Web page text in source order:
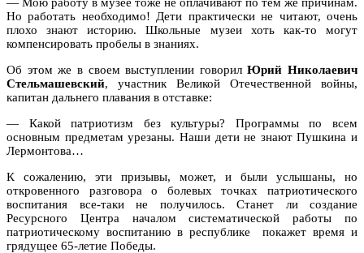
Но работать необходимо! Дети практически не читают, очень
плохо знают историю. Школьные музеи хоть как-то могут
компенсировать пробелы в знаниях.
Об этом же в своем выступлении говорилЮрий Николаевич
Стельмашевский, участник Великой Отечественной войны,
капитан дальнего плавания в отставке:
— Какой патриотизм без культуры? Программы по всем
основным предметам урезаны. Наши дети не знают Пушкина и
Лермонтова…
К сожалению, эти призывы, может, и были услышаны, но
откровенного разговора о болевых точках патриотического
воспитания все-таки не получилось. Станет ли создание
Ресурсного Центра началом систематической работы по
патриотическому воспитанию в республике покажет время и
грядущее 65-летие Победы.